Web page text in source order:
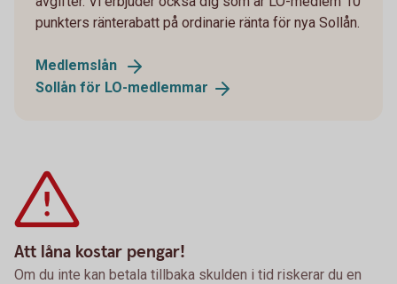
punkters ränterabatt på ordinarie ränta för nya Sollån.
Medlemslån
Sollån för LO-medlemmar
Att låna kostar pengar!
Om du inte kan betala tillbaka skulden i tid riskerar du en